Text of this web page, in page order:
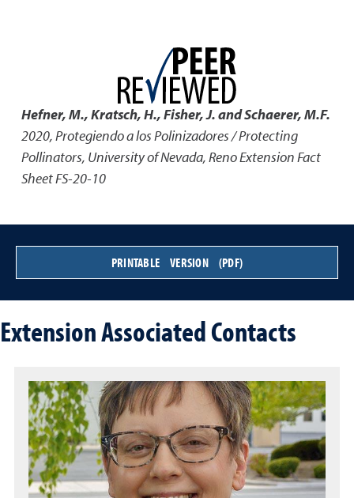
Hefner, M., Kratsch, H., Fisher, J. and Schaerer, M.F.
2020,Protegiendo a los Polinizadores / Protecting
Pollinators, University of Nevada, Reno Extension Fact
Sheet FS-20-10
PRINTABLE VERSION (PDF)
Extension Associated Contacts